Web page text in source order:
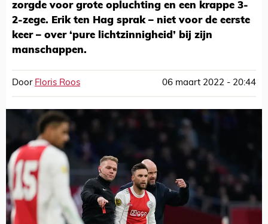
zorgde voor grote opluchting en een krappe 3-
2-zege. Erik ten Hag sprak – niet voor de eerste
keer – over ‘pure lichtzinnigheid’ bij zijn
manschappen.
Door Floris Roos 06 maart 2022 - 20:44